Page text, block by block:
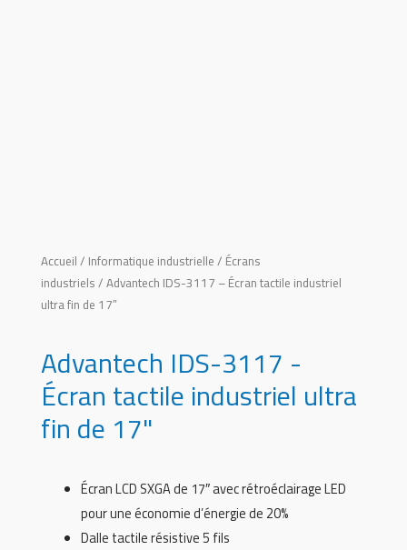
Accueil / Informatique industrielle / Écrans
industriels / Advantech IDS-3117 – Écran tactile industriel
ultra fin de 17″
Advantech IDS-3117 -
Écran tactile industriel ultra
fin de 17"
Écran LCD SXGA de 17″ avec rétroéclairage LED
pour une économie d’énergie de 20%
Dalle tactile résistive 5 fils